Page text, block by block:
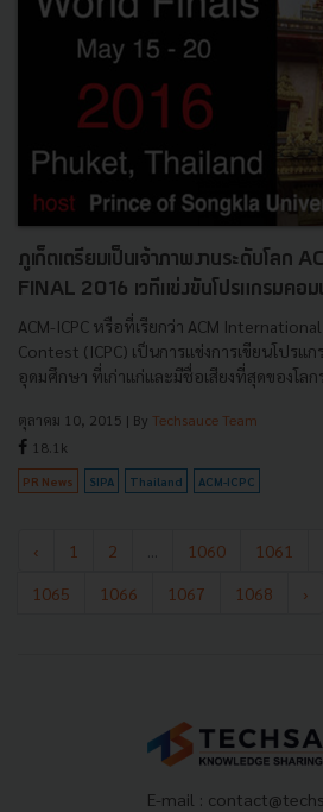
ภูเก็ตเตรียมเป็นเจ้าภาพงานระดับโลก
FINAL 2016 เวทีแข่งขันโปรแกรมคอ
ACM-ICPC หรือที่เรียกว่า ACM
Contest (ICPC) เป็นการแข่งการเขียนโปรแ
อุดมศึกษา ที่เก่าแก่และมีชื่อเสียงที่สุดของโลกร
ตุลาคม 10, 2015 | By Techsauce Team
18.1k
PR News SIPA Thailand ACM-ICPC
‹ 1 2 1060 1061
1065
1066 1067 1068 ›
E-mail :